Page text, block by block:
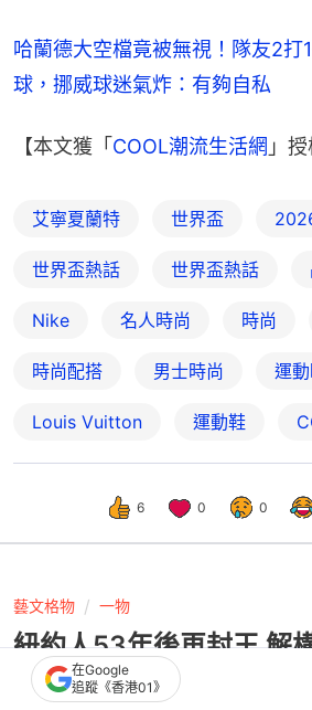
哈蘭德大空檔竟被無視！隊友2打
球，挪威球迷氣炸：有夠自私
【本文獲「COOL潮流生活網 」
艾寧夏蘭特 世界盃
世界盃熱話 世界盃熱話
Nike 名人時尚 時尚
時尚配搭 男士時尚 運
Louis Vuitton 運動鞋
6 0 0
藝文格物 一物
紐約人53年後再封王 解
Jalen Brunson高級穿搭
在Google
追蹤《香港01》